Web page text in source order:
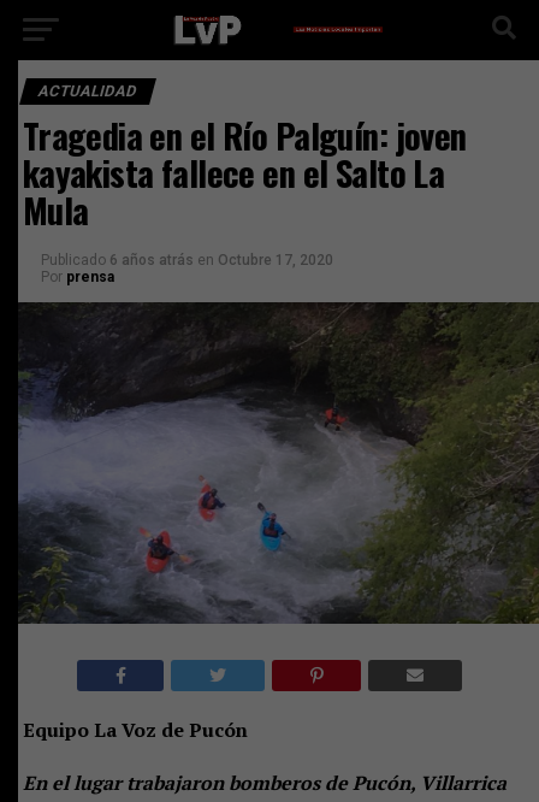
ACTUALIDAD
Tragedia en el Río Palguín: joven
kayakista fallece en el Salto La
Mula
Publicado 6 años atrás en Octubre 17, 2020
Por prensa
Equipo La Voz de Pucón
En el lugar trabajaron bomberos de Pucón, Villarrica